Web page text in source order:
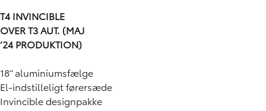
T4 INVINCIBLE
OVER T3 AUT. (MAJ
‘24 PRODUKTION)
18” aluminiumsfælge
El-indstilleligt førersæde
Invincible designpakke